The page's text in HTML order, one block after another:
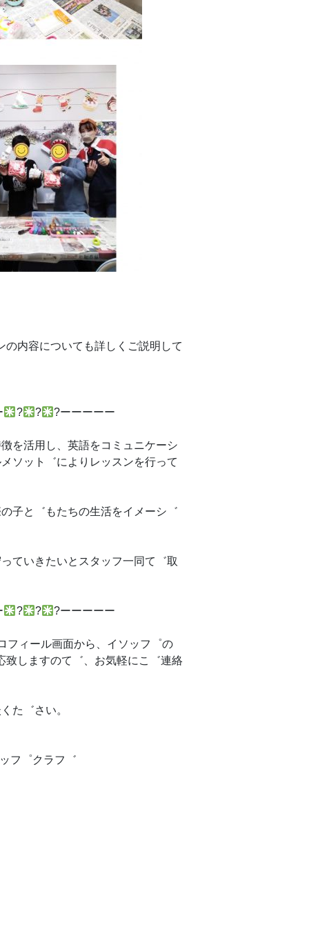
内容についても詳しくご説明して
? ? ?ーーーーー
を活用し、英語をコミュニケーシ
ソット゛によりレッスンを行って
子と゛もたちの生活をイメーシ゛
ていきたいとスタッフ一同て゛取
? ? ?ーーーーー
フィール画面から、イソッフ゜の
しますのて゛、お気軽にこ゛連絡
た゛さい。
フ゜クラフ゛